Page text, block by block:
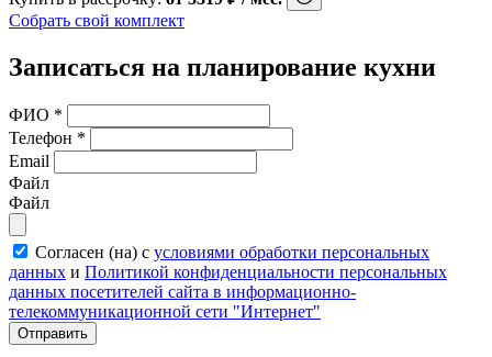
Собрать свой комплект
Записаться на планирование кухни
ФИО *
Телефон *
Email
Файл
Файл
Согласен (на) с условиями обработки персональных
данных и Политикой конфиденциальности персональных
данных посетителей сайта в информационно-
телекоммуникационной сети "Интернет"
Отправить